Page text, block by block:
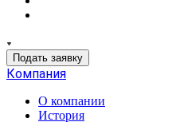
Подать заявку
Компания
О компании
История